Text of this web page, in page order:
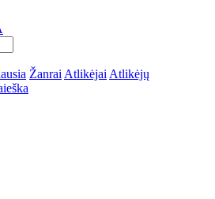
Žanrai Atlikėjai Atlikėjų